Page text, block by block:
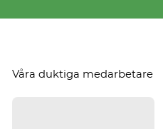
Våra duktiga medarbetare